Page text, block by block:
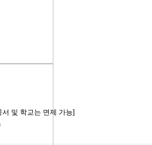
및 학교는 면제 가능]